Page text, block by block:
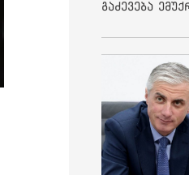
გაძევება